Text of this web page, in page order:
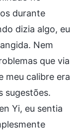
durante
dizia algo, eu
Nem
que via
meu calibre era
sugestões.
Yi, eu sentia